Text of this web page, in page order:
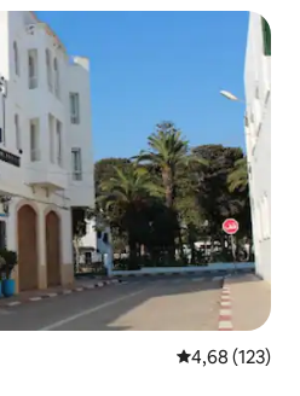
Gemiddelde
4,68 (123)